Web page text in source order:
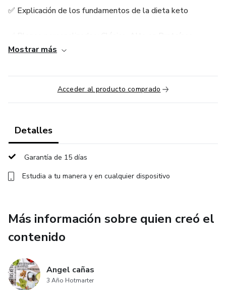
✅ Explicación de los fundamentos de la dieta keto
Vegetariano, Cíclico y Keto Intermitente
✅ Menús diarios y recetas deliciosas
✅ Desmentimos mitos comunes sobre la pérdida de grasa
ayuda a transformar tu estilo de vida, sentirte increíble y
alcanzar tus metas. ¡Invierte en tu salud hoy! 🌟
Mostrar más
Acceder al producto comprado
Detalles
Garantía de 15 días
Estudia a tu manera y en cualquier dispositivo
Más información sobre quien creó el
contenido
Angel cañas
3 Año Hotmarter